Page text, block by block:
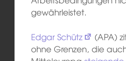
gewährleistet.
Edgar Schütz
(APA)
ohne Grenzen, die